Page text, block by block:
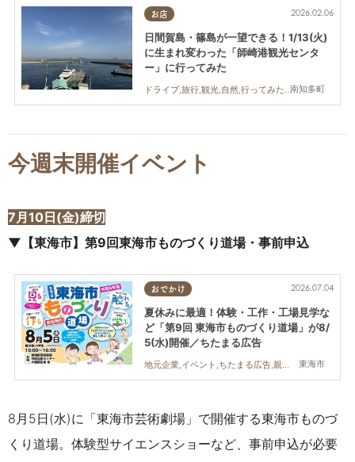
お店
南知多町
2026.02.06
日間賀島・篠島が一望できる！1/13(火)
に生まれ変わった「師崎港観光センタ
ー」に行ってみた
ドライブ,旅行,観光,自然,行ってみたレポ
今週末開催イベント
7月10日(金)締切
▼【東海市】第9回東海市ものづくり道場・事前申込
おでかけ
東海市
2026.07.04
夏休みに最適！体験・工作・工場見学な
ど「第9回 東海市ものづくり道場」が8/
5(水)開催／ちたまる広告
8月5日(水)に「東海市芸術劇場」で開催する東海市ものづ
くり道場。体験型サイエンスショーなど、事前申込が必要